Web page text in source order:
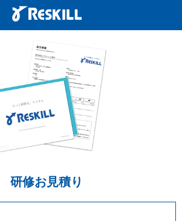
研修お見積り